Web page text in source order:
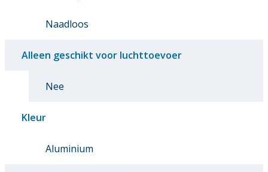
Naadloos
Alleen geschikt voor luchttoevoer
Nee
Kleur
Aluminium